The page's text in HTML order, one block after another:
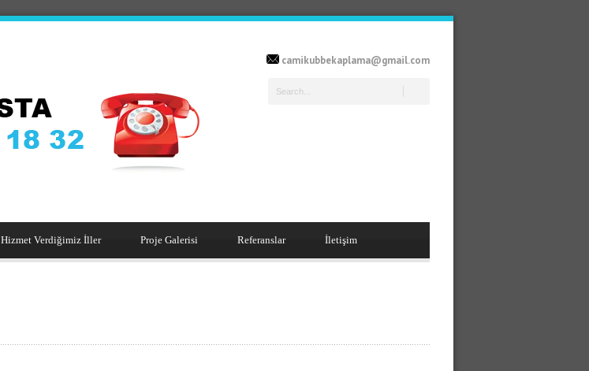
camikubbekaplama@gmail.com
Hizmet Verdiğimiz İller Proje Galerisi Referanslar İletişim